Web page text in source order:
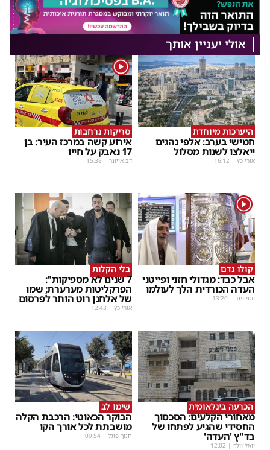
אולי יעניין אותך
היערכות מיוחדת
חמישי בערב: אלפי נהגים
ייאלצו לשנות מסלול
אורי כץ |
16:12
1
סריקות נרחבות
אירוע קשה במרכז העיר: בן
17 נאבק על חייו
דב אייזנר |
15:39
1
קולו נדם
אבל כבד: מגדולי חזני ופייטני
העדה הכורדית הלך לעולמו
יוסי וינר |
13:20
בלי הקלות
7 שנים לא מספיקות":
הפרקליטות מערערת; שמו
של אלחנן רוט הותר לפרסום
אורי כץ |
12:43
הכרעה בינלאומית
מאחורי הקלעים: הסכסוך
החסידי שהגיע לפתחו של
בד"ץ 'העדה'
יואל וולך |
12:02
שימו לב
הבוקר הכאוטי: הרכבת הקלה
מושבתת לכל אורך הקו
חנוך פוגל |
09:54